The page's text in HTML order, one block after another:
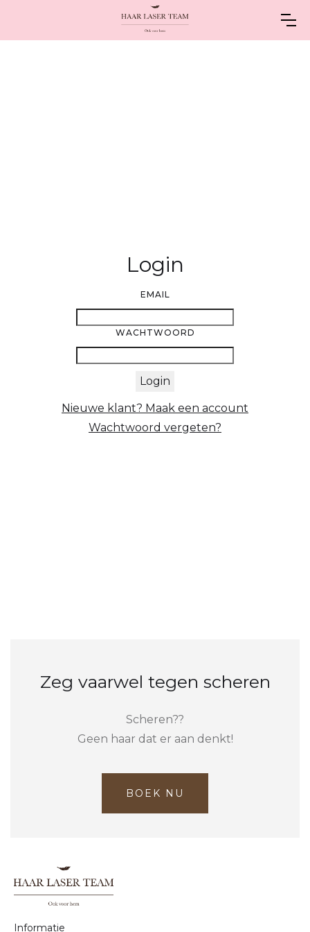
Login
EMAIL
WACHTWOORD
Login
Nieuwe klant? Maak een account
Wachtwoord vergeten?
Zeg vaarwel tegen scheren
Scheren??
Geen haar dat er aan denkt!
BOEK NU
Informatie